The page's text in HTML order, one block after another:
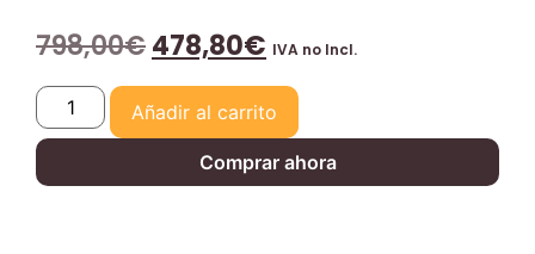
798,00€478,80€ IVA no Incl.
Añadir al carrito
Comprar ahora